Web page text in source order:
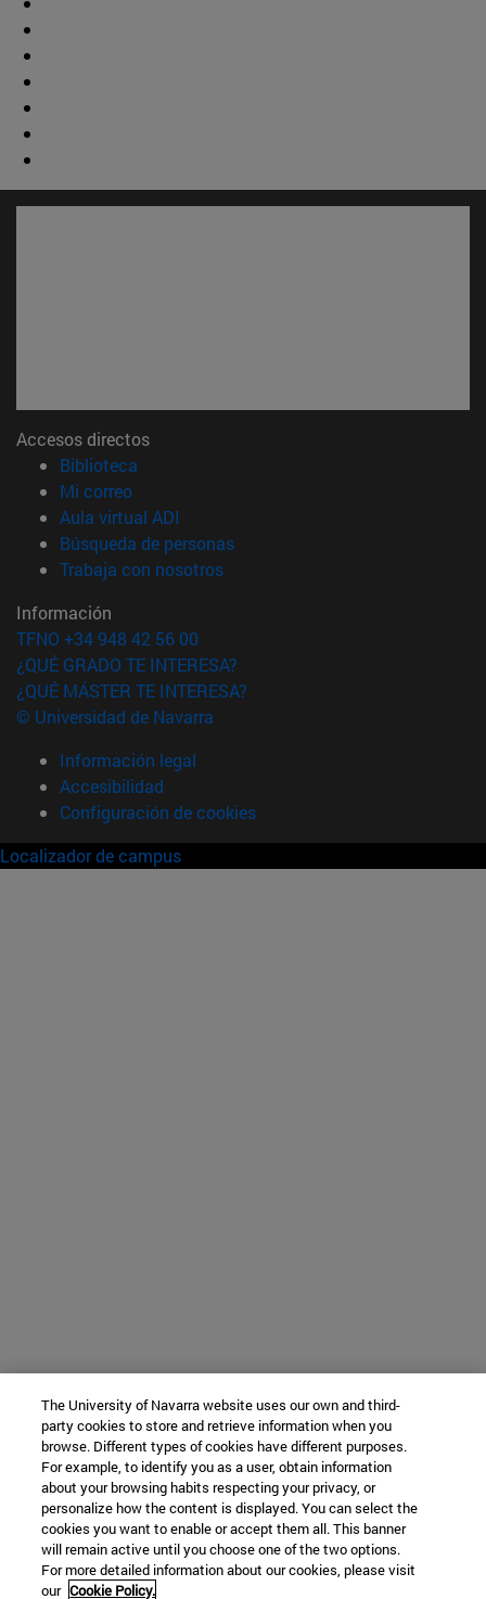
Accesos directos
Biblioteca
Mi correo(abre en nueva ventana)
Aula virtual ADI
Búsqueda de personas(abre en nueva ventana)
Trabaja con nosotros(abre en nueva ventana)
Información
TFNO +34 948 42 56 00
¿QUÉ GRADO TE INTERESA?
¿QUÉ MÁSTER TE INTERESA?
© Universidad de Navarra
Información legal
Accesibilidad
Configuración de cookies
Localizador de campus
The University of Navarra website uses our own and third-
party cookies to store and retrieve information when you
browse. Different types of cookies have different purposes.
For example, to identify you as a user, obtain information
about your browsing habits respecting your privacy, or
personalize how the content is displayed. You can select the
cookies you want to enable or accept them all. This banner
will remain active until you choose one of the two options.
For more detailed information about our cookies, please visit
our Cookie Policy.